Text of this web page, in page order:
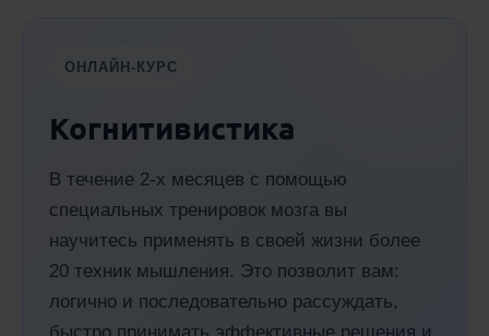
ОНЛАЙН-КУРС
Когнитивистика
В течение 2-х месяцев с помощью
специальных тренировок мозга вы
научитесь применять в своей жизни более
20 техник мышления. Это позволит вам:
логично и последовательно рассуждать,